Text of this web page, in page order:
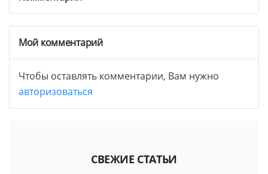
Мой комментарий
Чтобы оставлять комментарии, Вам нужно
авторизоваться
СВЕЖИЕ СТАТЬИ